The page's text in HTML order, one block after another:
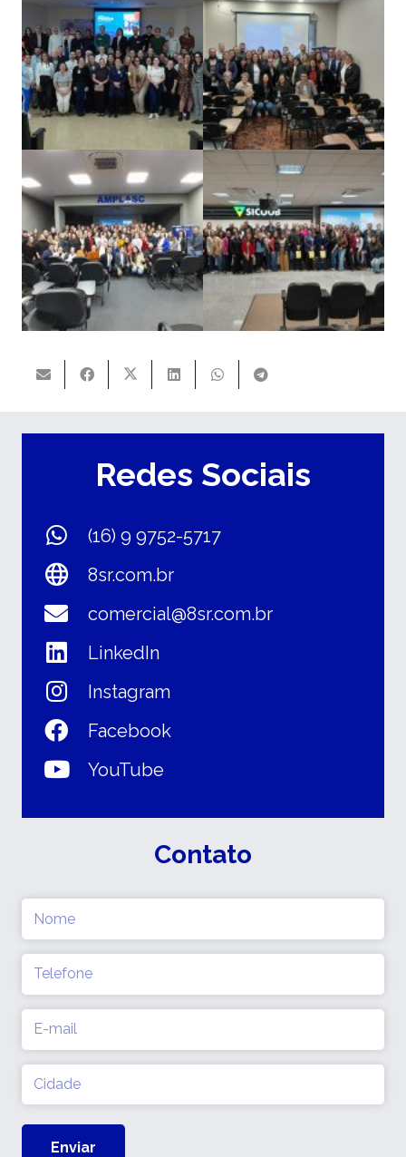
Redes Sociais
(16) 9 9752-5717
8sr.com.br
comercial@8sr.com.br
LinkedIn
Instagram
Facebook
YouTube
Contato
Telefone
(obrigatório)